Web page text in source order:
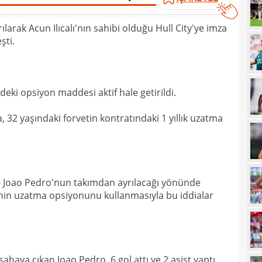
Acun Ilıcalı'nın sahibi olduğu Hull City'ye imza
opsiyon maddesi aktif hale getirildi.
32 yaşındaki forvetin kontratındaki 1 yıllık uzatma
Pedro'nun takımdan ayrılacağı yönünde
uzatma opsiyonunu kullanmasıyla bu iddialar